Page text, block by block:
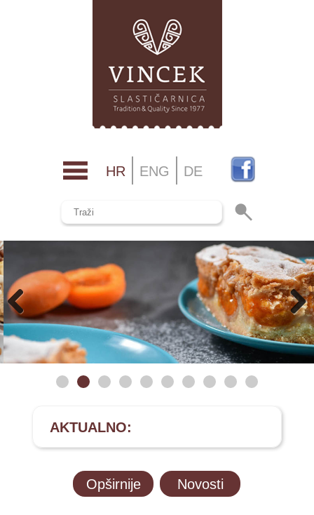
DE
ENG
HR
Previous Next
AKTUALNO:
Opširnije Novosti